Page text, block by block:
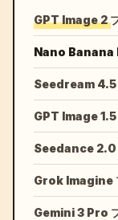
GPT Image 2
Nano Banana
Seedream 4.5
GPT Image 1.5
Seedance 2.0
Grok Imagine
Gemini 3 Pro